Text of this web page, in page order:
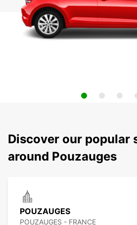
Discover our popular
around Pouzauges
POUZAUGES
POUZAUGES - FRANCE